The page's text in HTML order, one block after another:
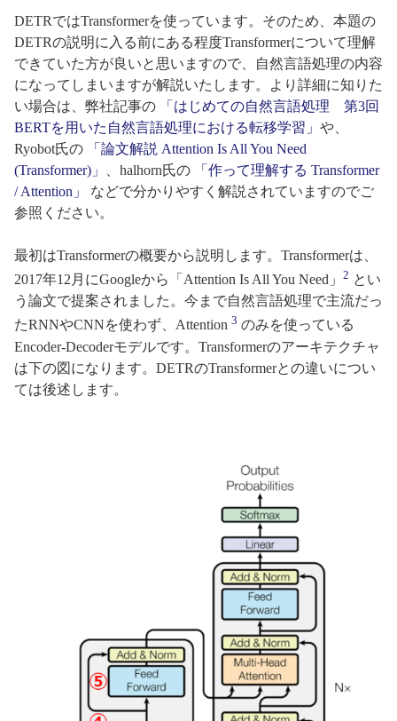
DETRではTransformerを使っています。そのため、本題の
DETRの説明に入る前にある程度Transformerについて理解
できていた方が良いと思いますので、自然言語処理の内容
になってしまいますが解説いたします。より詳細に知りた
い場合は、弊社記事の
「はじめての自然言語処理 第3回
BERTを用いた自然言語処理における転移学習」 や、
Ryobot氏の
「論文解説 Attention Is All You Need
(Transformer)」
、halhorn氏の
「作って理解する Transformer
/ Attention」
などで分かりやすく解説されていますのでご
参照ください。
最初はTransformerの概要から説明します。Transformerは、
2017年12月にGoogleから「Attention Is All You Need」 2 とい
う論文で提案されました。今まで自然言語処理で主流だっ
たRNNやCNNを使わず、Attention 3 のみを使っている
Encoder-Decoderモデルです。Transformerのアーキテクチャ
は下の図になります。DETRのTransformerとの違いについ
ては後述します。